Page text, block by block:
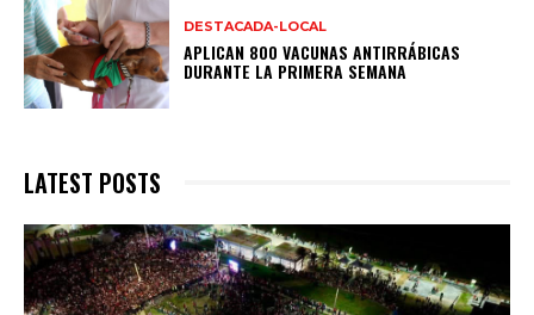
DESTACADA-LOCAL
APLICAN 800 VACUNAS ANTIRRÁBICAS
DURANTE LA PRIMERA SEMANA
LATEST POSTS